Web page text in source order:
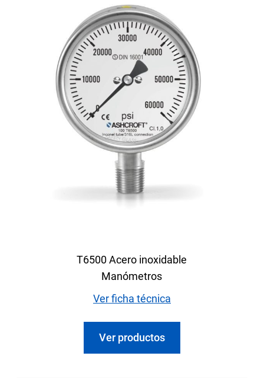
T6500 Acero inoxidable
Manómetros
Ver ficha técnica
Ver productos